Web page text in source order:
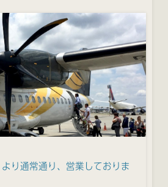
り通常通り、営業しておりま